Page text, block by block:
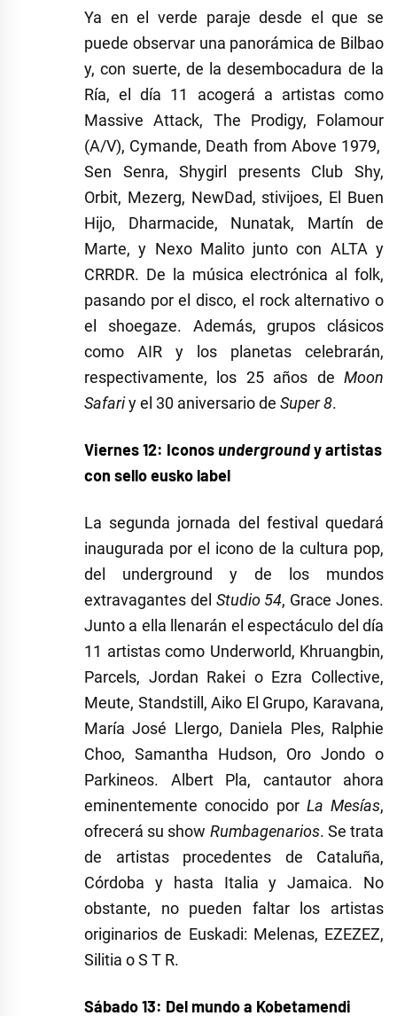
Ya en el verde paraje desde el que se
puede observar una panorámica de Bilbao
y, con suerte, de la desembocadura de la
Ría, el día 11 acogerá a artistas como
Massive Attack, The Prodigy, Folamour
(A/V), Cymande, Death from Above 1979,
Sen Senra, Shygirl presents Club Shy,
Orbit, Mezerg, NewDad, stivijoes, El Buen
Hijo, Dharmacide, Nunatak, Martín de
Marte, y Nexo Malito junto con ALTA y
CRRDR. De la música electrónica al folk,
pasando por el disco, el rock alternativo o
el shoegaze. Además, grupos clásicos
como AIR y los planetas celebrarán,
respectivamente, los 25 años de Moon
Safariy el 30 aniversario de Super 8.
Viernes 12: Iconosundergroundy artistas
con sello eusko label
La segunda jornada del festival quedará
inaugurada por el icono de la cultura pop,
del underground y de los mundos
extravagantes del Studio 54, Grace Jones.
Junto a ella llenarán el espectáculo del día
11 artistas como Underworld, Khruangbin,
Parcels, Jordan Rakei o Ezra Collective,
Meute, Standstill, Aiko El Grupo, Karavana,
María José Llergo, Daniela Ples, Ralphie
Choo, Samantha Hudson, Oro Jondo o
Parkineos. Albert Pla, cantautor ahora
eminentemente conocido por La Mesías,
ofrecerá su show Rumbagenarios. Se trata
de artistas procedentes de Cataluña,
Córdoba y hasta Italia y Jamaica. No
obstante, no pueden faltar los artistas
originarios de Euskadi: Melenas, EZEZEZ,
Silitia o S T R.
Sábado 13: Del mundo a Kobetamendi